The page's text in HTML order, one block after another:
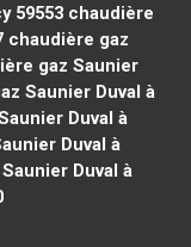
59553chaudière
chaudière gaz
gaz Saunier
Saunier Duval à
Duval à
Duval à
Duval à